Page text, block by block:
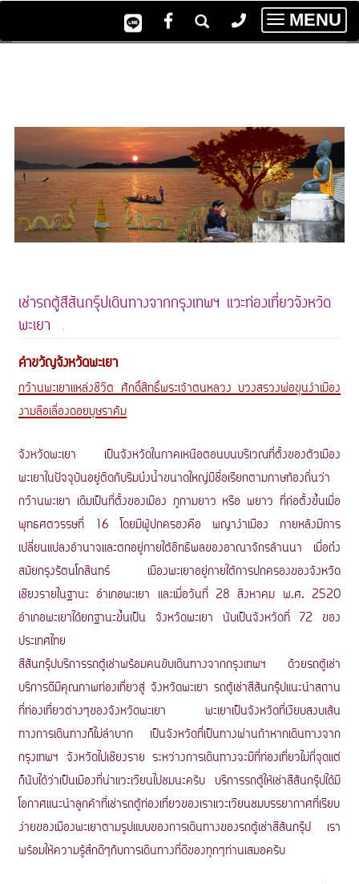
Toggle
MENU
เช่ารถตู้สีสันกรุ๊ปเดินทางจากกรุงเทพฯ แวะท่องเที่ยวจังหวัด
พะเยา
.
คำขวัญจังหวัดพะเยา
กว๊านพะเยาแหล่งชีวิต ศักดิ์สิทธิ์พระเจ้าตนหลวง บวงสรวงพ่อขุนงำเมือง
งามลือเลื่องดอยบุษราคัม
จังหวัดพะเยา เป็นจังหวัดในภาคเหนือตอนบนบริเวณที่ตั้งของตัวเมือง
พะเยาในปัจจุบันอยู่ติดกับริมบึงน้ำขนาดใหญ่มีชื่อเรียกตามภาษท้องถิ่นว่า
กว๊านพะเยา เดิมเป็นที่ตั้งของเมือง ภูกามยาว หรือ พยาว ที่ก่อตั้งขึ้นเมื่อ
พุทธศตวรรษที่ 16 โดยมีผู้ปกครองคือ พญางำเมือง ภายหลังมีการ
เปลี่ยนแปลงอำนาจและตกอยู่ภายใต้อิทธิพลของอาณาจักรล้านนา เมื่อถึง
สมัยกรุงรัตนโกสินทร์ เมืองพะเยาอยู่ภายใต้การปกครองของจังหวัด
เชียงรายในฐานะ อำเภอพะเยา และเมื่อวันที่ 28 สิงหาคม พ.ศ. 2520
อำเภอพะเยาได้ยกฐานะขึ้นเป็น จังหวัดพะเยา นับเป็นจังหวัดที่ 72 ของ
ประเทศไทย
สีสันกรุ๊ปบริการรถตู้เช่าพร้อมคนขับเดินทางจากกรุงเทพฯ ด้วยรถตู้เช่า
บริการดีมีคุณภาพท่องเที่ยวสู่ จังหวัดพะเยา รถตู้เช่าสีสันกรุ๊ปแนะนำสถาน
ที่ท่องเที่ยวต่างๆของจังหวัดพะเยา พะเยาเป็นจังหวัดที่เงียบสงบเส้น
ทางการเดินทางก็ไม่ลำบาก เป็นจังหวัดที่เป็นทางผ่านถ้าหากเดินทางจาก
กรุงเทพฯ จังหวัดไปเชียงราย ระหว่างการเดินทางจะมีที่ท่องเที่ยวไม่กี่จุดแต่
ก็นับได้ว่าเป็นเมืองที่น่าแวะเวียนไปชมนะครับ บริการรถตู้ให้เช่าสีสันกรุ๊ปได้มี
โอกาศแนะนำลูกค้าที่เช่ารถตู้ท่องเที่ยวของเราแวะเวียนชมบรรยากาศที่เรียบ
ง่ายของเมืองพะเยาตามรูปแบบของการเดินทางของรถตู้เช่าสีสันกรุ๊ป เรา
พร้อมให้ความรู้สึกดีๆกับการเดินทางที่ดีของทุกๆท่านเสมอครับ